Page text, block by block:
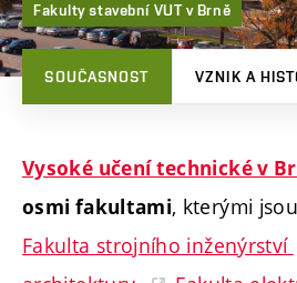
Fakulty stavební VUT v Brně
SOUČASNOST VZNIK A
Vysoké učení technické v
osmi fakultami, kterými jsou
Fakulta strojního inženýrství